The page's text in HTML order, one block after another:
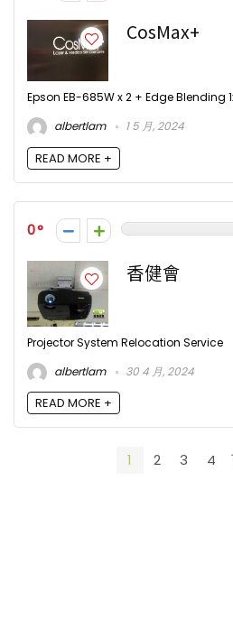
CosMax+
Epson EB-685W x 2 + Edge Blending
albertlam
1 5 月, 2024
READ MORE +
0
香健會
Projector System Relocation Service
albertlam
30 4 月, 2024
READ MORE +
1 2 3 4